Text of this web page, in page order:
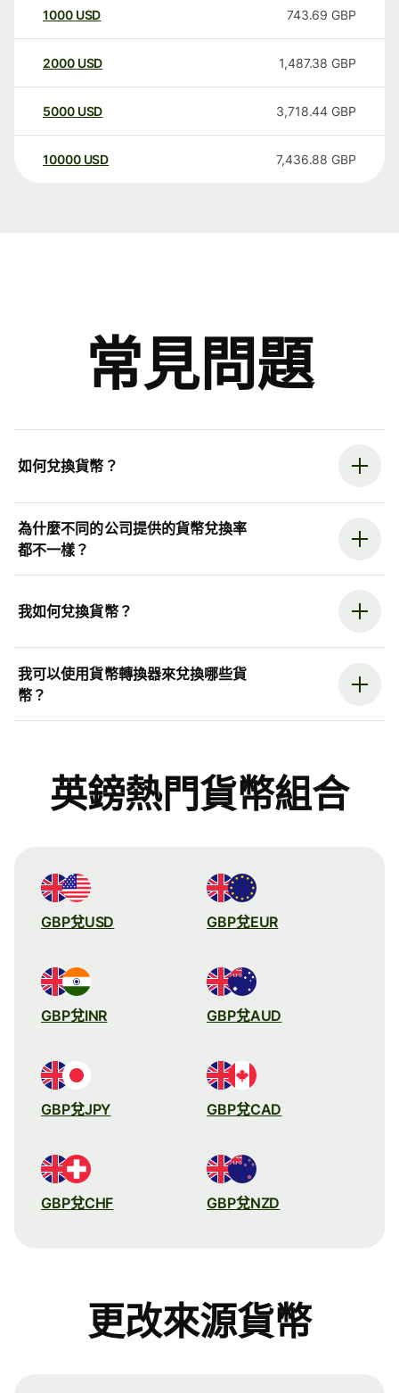
1000 USD 743.69 GBP
2000 USD 1,487.38 GBP
5000 USD 3,718.44 GBP
10000 USD 7,436.88 GBP
常見問題
如何兌換貨幣？
為什麼不同的公司提供的貨幣兌換率
都不一樣？
我如何兌換貨幣？
我可以使用貨幣轉換器來兌換哪些貨
幣？
英鎊熱門貨幣組合
GBP兌USD GBP兌EUR
GBP兌INR GBP兌AUD
GBP兌JPY GBP兌CAD
GBP兌CHF GBP兌NZD
更改來源貨幣